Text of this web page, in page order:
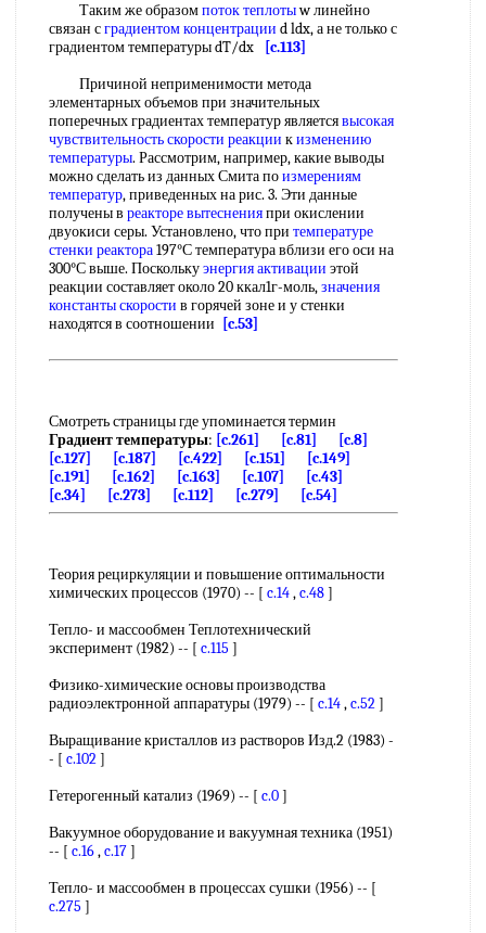
Таким же образомпоток теплотыw линейно
связан сградиентом концентрации d ldx, а не только с
градиентом температуры dT/dx
[c.113]
Причиной неприменимости метода
элементарных объемов при значительных
поперечных градиентах температур являетсявысокая
чувствительностьскорости реакции кизменению
температуры. Рассмотрим, например, какие выводы
можно сделать из данных Смита поизмерениям
температур, приведенных на рис. 3. Эти данные
получены в реакторе вытесненияпри окислении
двуокиси серы. Установлено, что при температуре
стенки реактора197°С температура вблизи его оси на
300°С выше. Посколькуэнергия активации этой
реакции составляет около 20 ккал1г-моль,значения
константы скорости в горячей зоне и у стенки
находятся в соотношении
[c.53]
Смотреть страницы где упоминается термин
Градиент температуры: [c.261] [c.81]
[c.8]
[c.127]
[c.187] [c.422] [c.151]
[c.149]
[c.191]
[c.162] [c.163] [c.107]
[c.43]
[c.34]
[c.273] [c.112] [c.279] [c.54]
Теория рециркуляции и повышение оптимальности
химических процессов (1970) -- [ c.14,c.48]
Тепло- и массообмен Теплотехнический
эксперимент (1982) -- [ c.115 ]
Физико-химические основы производства
радиоэлектронной аппаратуры (1979) -- [ c.14,c.52]
Выращивание кристаллов из растворов Изд.2 (1983) -
- [ c.102]
Гетерогенный катализ (1969) -- [ c.0]
Вакуумное оборудование и вакуумная техника (1951)
-- [ c.16,c.17]
Тепло- и массообмен в процессах сушки (1956) -- [
c.275 ]